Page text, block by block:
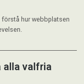
hur webbplatsen
alla valfria